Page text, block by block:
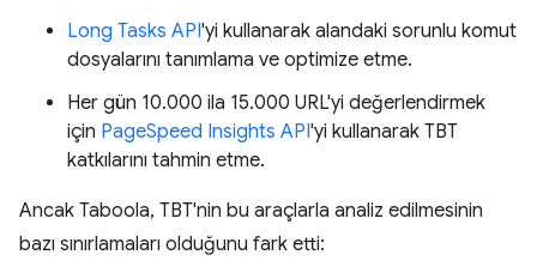
Long Tasks API'yi kullanarak alandaki sorunlu komut
dosyalarını tanımlama ve optimize etme.
Her gün 10.000 ila 15.000 URL'yi değerlendirmek
için PageSpeed Insights API'yi kullanarak TBT
katkılarını tahmin etme.
Ancak Taboola, TBT'nin bu araçlarla analiz edilmesinin
bazı sınırlamaları olduğunu fark etti: